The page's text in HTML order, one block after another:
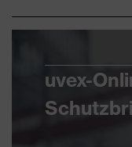
uvex-